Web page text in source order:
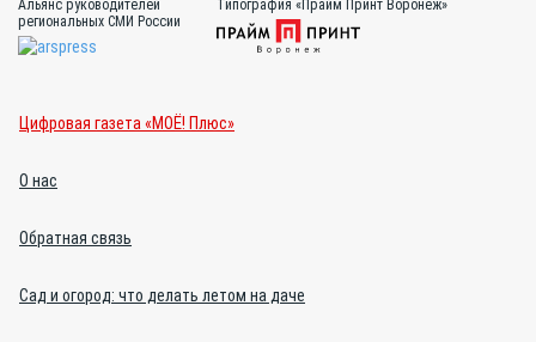
Альянс руководителей
региональных СМИ России
Типография «Прайм Принт Воронеж»
Цифровая газета «МОЁ! Плюс»
О нас
Обратная связь
Сад и огород: что делать летом на даче